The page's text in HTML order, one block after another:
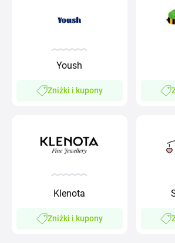
Yoush
Zniżki i kupony
Klenota
Zniżki i kupony